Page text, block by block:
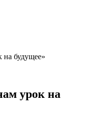
будущее»
урок на